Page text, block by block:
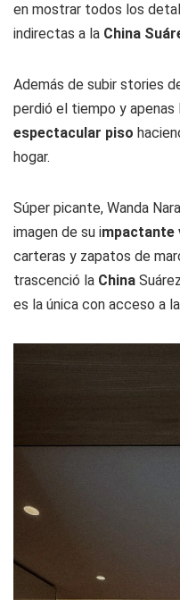
en mostrar todos los
indirectas a la China
Además de subir stories
perdió el tiempo y
espectacular piso
hogar.
Súper picante, Wanda
imagen de su impactante
carteras y zapatos de
trascenció la China Suárez
es la única con acceso a